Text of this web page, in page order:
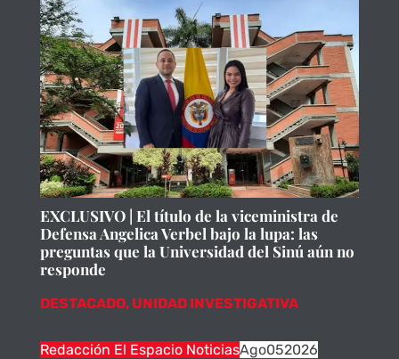
EXCLUSIVO | El título de la viceministra de
Defensa Angelica Verbel bajo la lupa: las
preguntas que la Universidad del Sinú aún no
responde
DESTACADO, UNIDAD INVESTIGATIVA
Redacción El Espacio NoticiasAgo052026